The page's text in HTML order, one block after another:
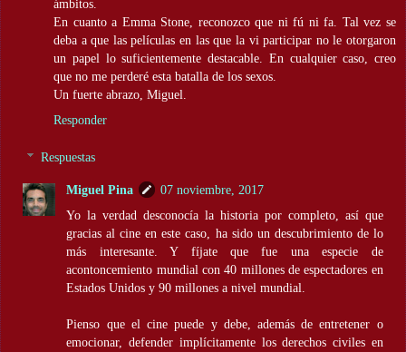
ámbitos.
En cuanto a Emma Stone, reconozco que ni fú ni fa. Tal vez se
deba a que las películas en las que la vi participar no le otorgaron
un papel lo suficientemente destacable. En cualquier caso, creo
que no me perderé esta batalla de los sexos.
Un fuerte abrazo, Miguel.
Responder
Respuestas
Miguel Pina
07 noviembre, 2017
Yo la verdad desconocía la historia por completo, así que
gracias al cine en este caso, ha sido un descubrimiento de lo
más interesante. Y fíjate que fue una especie de
acontoncemiento mundial con 40 millones de espectadores en
Estados Unidos y 90 millones a nivel mundial.
Pienso que el cine puede y debe, además de entretener o
emocionar, defender implícitamente los derechos civiles en